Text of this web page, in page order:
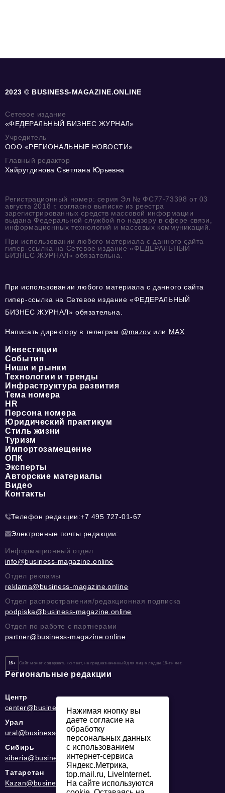
2023 © BUSINESS-MAGAZINE.ONLINE
Сетевое издание
«ФЕДЕРАЛЬНЫЙ БИЗНЕС ЖУРНАЛ»
Учредитель
ООО «РЕГИОНАЛЬНЫЕ НОВОСТИ»
Главный редактор
Хайрутдинова Светлана Юрьевна
Регистрационный номер: серия Эл № ФС77-73398 от 03
августа 2018 г. согласно выписке из реестра
зарегистрированных средств массовой информации
выдана Федеральной службой по надзору в сфере связи,
информационных технологий и массовых коммуникаций.
При использовании любого материала с данного сайта
гипер-ссылка на Сетевое издание «ФЕДЕРАЛЬНЫЙ
БИЗНЕС ЖУРНАЛ» обязательна.
При использовании любого материала с данного сайта
гипер-ссылка на Сетевое издание «ФЕДЕРАЛЬНЫЙ
БИЗНЕС ЖУРНАЛ» обязательна.
Написать директору в телеграм @mazov или MAX
Инвестиции
События
Ниши и рынки
Технологии и тренды
Инфраструктура развития
Тема номера
HR
Персона номера
Юридический практикум
Стиль жизни
Туризм
Импортозамещение
ОПК
Эксперты
Авторские материалы
Видео
Контакты
Телефон редакции:+7 495 727-01-67
Электронные почты редакции:
Информационный отдел
info@business-magazine.online
Отдел рекламы
reklama@business-magazine.online
Отдел распространения/редакционная подписка
podpiska@business-magazine.online
Отдел по работе с партнерами
partner@business-magazine.online
16+ Сайт может содержать контент, не предназначенный для лиц младше 16-ти лет.
Региональные редакции
Центр
center@business-magazine.online
Урал
ural@business-magazine.online
Сибирь
siberia@business-magazine.online
Татарстан
Kazan@business-magazine.online
Нажимая кнопку вы
даете согласие на
обработку
персональных данных
с использованием
интернет-сервиса
Яндекс.Метрика,
top.mail.ru, LiveInternet.
На сайте используются